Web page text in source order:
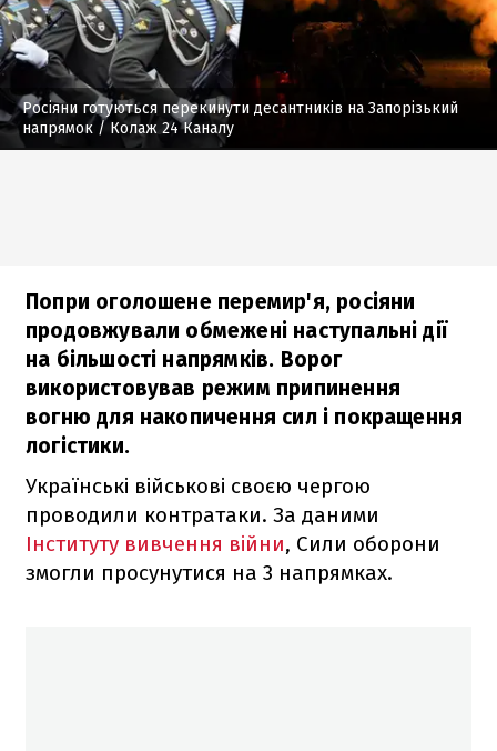
Росіяни готуються перекинути десантників на Запорізький
напрямок / Колаж 24 Каналу
Попри оголошене перемир'я, росіяни
продовжували обмежені наступальні дії
на більшості напрямків. Ворог
використовував режим припинення
вогню для накопичення сил і покращення
логістики.
Українські військові своєю чергою
проводили контратаки. За даними
Інституту вивчення війни, Сили оборони
змогли просунутися на 3 напрямках.